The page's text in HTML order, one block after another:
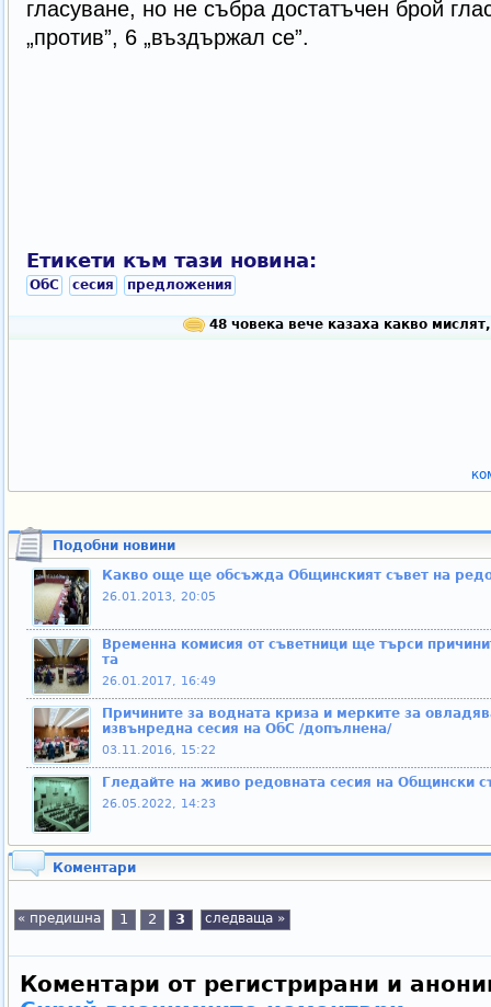
гласуване, но не събра достатъчен брой
„против”, 6 „въздържал се”.
Етикети към тази новина:
ОбС сесия предложения
48 човека вече казаха какво
Подобни новини
Какво още ще обсъжда Общинският съвет на
26.01.2013, 20:05
Временна комисия от съветници ще търси
та
26.01.2017, 16:49
Причините за водната криза и мерките за
извънредна сесия на ОбС /допълнена/
03.11.2016, 15:22
Гледайте на живо редовната сесия на Общински
26.05.2022, 14:23
Коментари
« предишна 1 2 3 следваща »
Коментари от регистрирани и